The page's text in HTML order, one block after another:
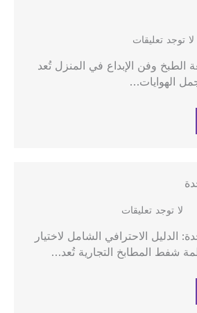
لا توجد تعليقات
الطبخ وفن الإبداع في المنزل تُعد
الهوايات…
لا توجد تعليقات
الدليل الاحترافي الشامل لاختيار
شفط المطابخ التجارية تُعد…